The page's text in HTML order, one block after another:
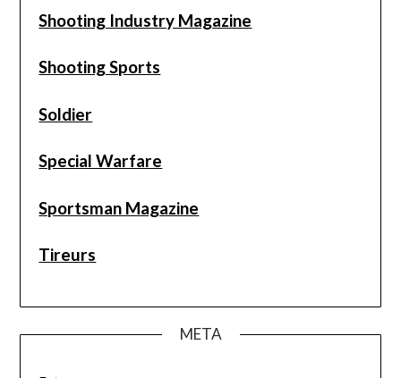
Shooting Industry Magazine
Shooting Sports
Soldier
Special Warfare
Sportsman Magazine
Tireurs
META